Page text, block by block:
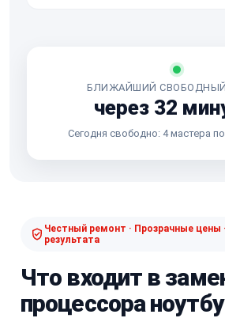
БЛИЖАЙШИЙ
через 32
Сегодня свободно: 4 мастера
Честный ремонт · Прозрачные цены
результата
Что входит в
процессора